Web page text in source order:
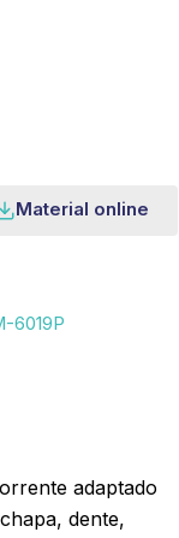
Material online
6019P
adaptado
dente,